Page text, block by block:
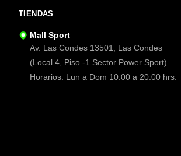
TIENDAS
Mall Sport
Av. Las Condes 13501, Las Condes
(Local 4, Piso -1 Sector Power Sport).
Horarios: Lun a Dom 10:00 a 20:00 hrs.